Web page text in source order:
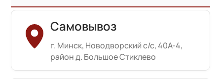
Самовывоз
г. Минск, Новодворский с/с, 40А-4,
район д. Большое Стиклево